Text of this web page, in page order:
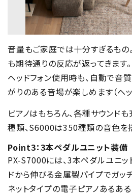
音量もご家庭では十分すぎるもの
も期待通りの反応が返ってきます。
ヘッドフォン使用時も、自動で音
がりのある音場が楽しめます（ヘ
ピアノはもちろん、各種サウンド
種類、S6000は350種類の音色を
Point3：3本ペダルユニット装備
PX-S7000には、3本ペダルユニッ
ドから伸びる金属製パイプでガッ
ネットタイプの電子ピアノあるあ